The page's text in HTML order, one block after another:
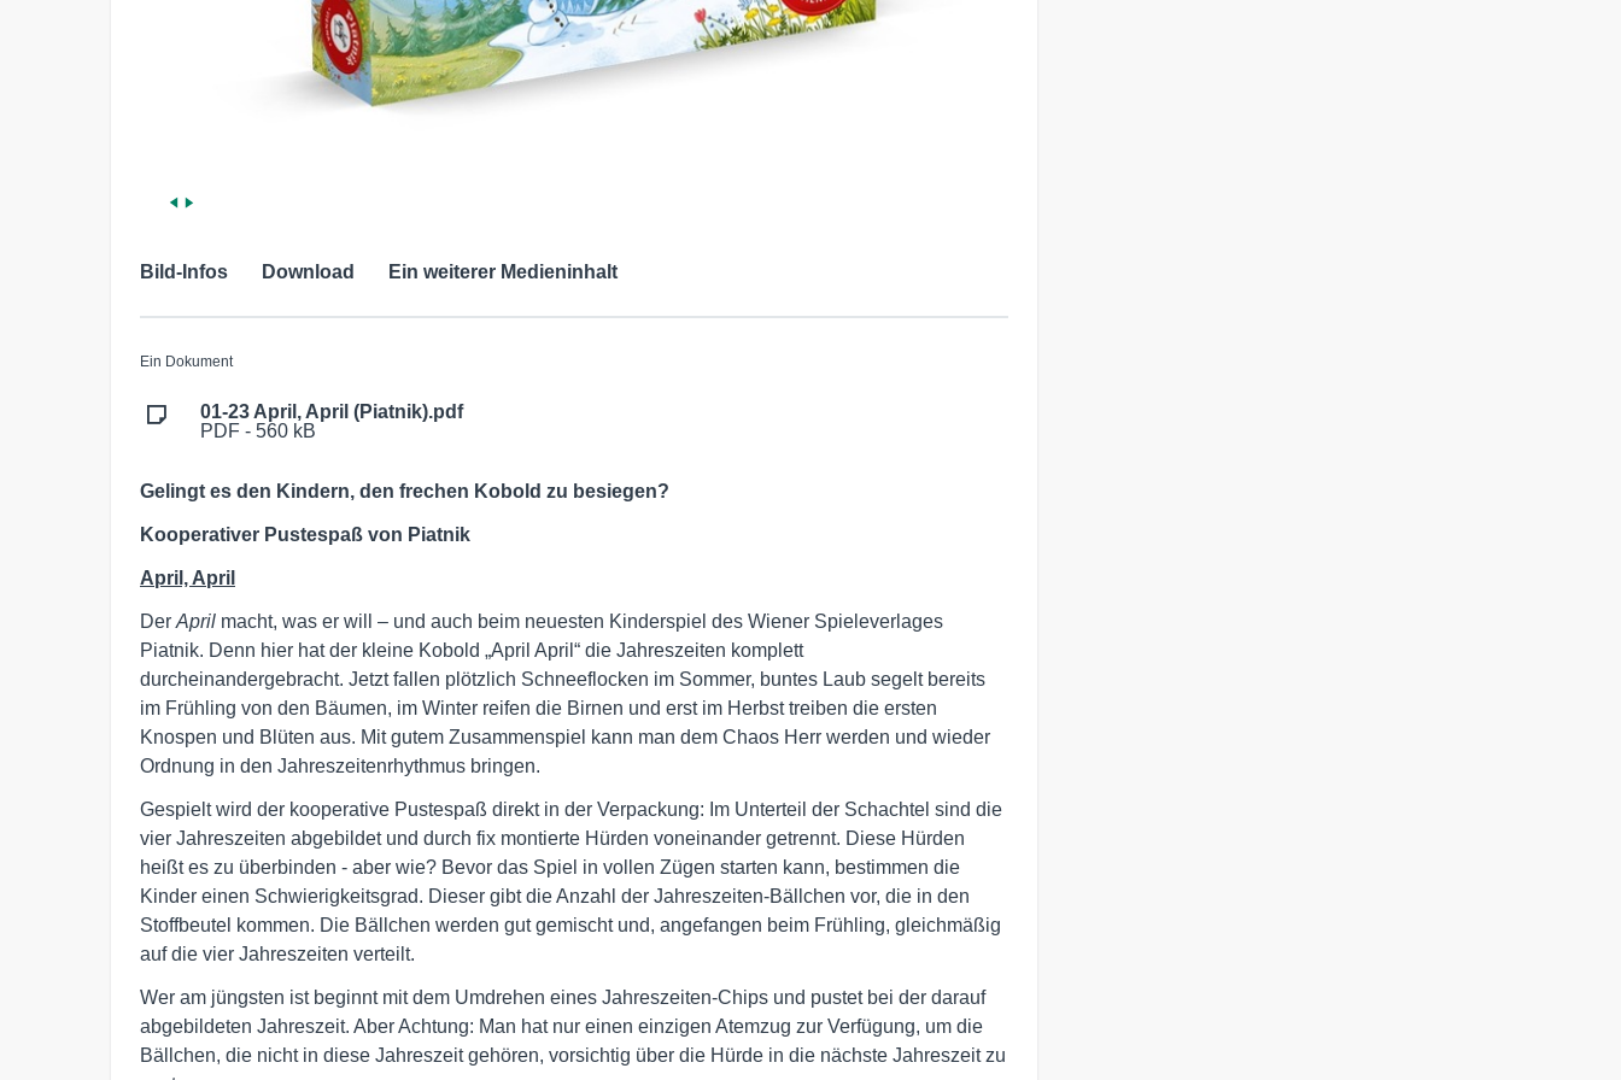
Bild-Infos Download Ein weiterer Medieninhalt
Ein Dokument
01-23 April, April (Piatnik).pdf
PDF - 560 kB
Gelingt es den Kindern, den frechen Kobold zu besiegen?
Kooperativer Pustespaß von Piatnik
April, April
Der April macht, was er will – und auch beim neuesten Kinderspiel des Wiener Spieleverlages
Piatnik. Denn hier hat der kleine Kobold „April April“ die Jahreszeiten komplett
durcheinandergebracht. Jetzt fallen plötzlich Schneeflocken im Sommer, buntes Laub segelt bereits
im Frühling von den Bäumen, im Winter reifen die Birnen und erst im Herbst treiben die ersten
Knospen und Blüten aus. Mit gutem Zusammenspiel kann man dem Chaos Herr werden und wieder
Ordnung in den Jahreszeitenrhythmus bringen.
Gespielt wird der kooperative Pustespaß direkt in der Verpackung: Im Unterteil der Schachtel sind die
vier Jahreszeiten abgebildet und durch fix montierte Hürden voneinander getrennt. Diese Hürden
heißt es zu überbinden - aber wie? Bevor das Spiel in vollen Zügen starten kann, bestimmen die
Kinder einen Schwierigkeitsgrad. Dieser gibt die Anzahl der Jahreszeiten-Bällchen vor, die in den
Stoffbeutel kommen. Die Bällchen werden gut gemischt und, angefangen beim Frühling, gleichmäßig
auf die vier Jahreszeiten verteilt.
Wer am jüngsten ist beginnt mit dem Umdrehen eines Jahreszeiten-Chips und pustet bei der darauf
abgebildeten Jahreszeit. Aber Achtung: Man hat nur einen einzigen Atemzug zur Verfügung, um die
Bällchen, die nicht in diese Jahreszeit gehören, vorsichtig über die Hürde in die nächste Jahreszeit zu